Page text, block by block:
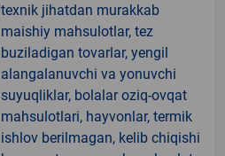
texnik jihatdan murakkab
maishiy mahsulotlar, tez
buziladigan tovarlar, yengil
alangalanuvchi va yonuvchi
suyuqliklar, bolalar oziq-ovqat
mahsulotlari, hayvonlar, termik
ishlov berilmagan, kelib chiqishi